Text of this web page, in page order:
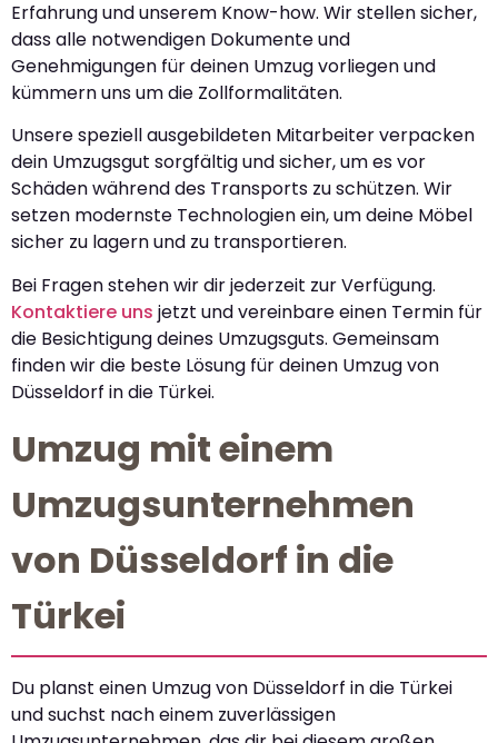
Erfahrung und unserem Know-how. Wir stellen sicher,
dass alle notwendigen Dokumente und
Genehmigungen für deinen Umzug vorliegen und
kümmern uns um die Zollformalitäten.
Unsere speziell ausgebildeten Mitarbeiter verpacken
dein Umzugsgut sorgfältig und sicher, um es vor
Schäden während des Transports zu schützen. Wir
setzen modernste Technologien ein, um deine Möbel
sicher zu lagern und zu transportieren.
Bei Fragen stehen wir dir jederzeit zur Verfügung.
Kontaktiere uns jetzt und vereinbare einen Termin für
die Besichtigung deines Umzugsguts. Gemeinsam
finden wir die beste Lösung für deinen Umzug von
Düsseldorf in die Türkei.
Umzug mit einem
Umzugsunternehmen
von Düsseldorf in die
Türkei
Du planst einen Umzug von Düsseldorf in die Türkei
und suchst nach einem zuverlässigen